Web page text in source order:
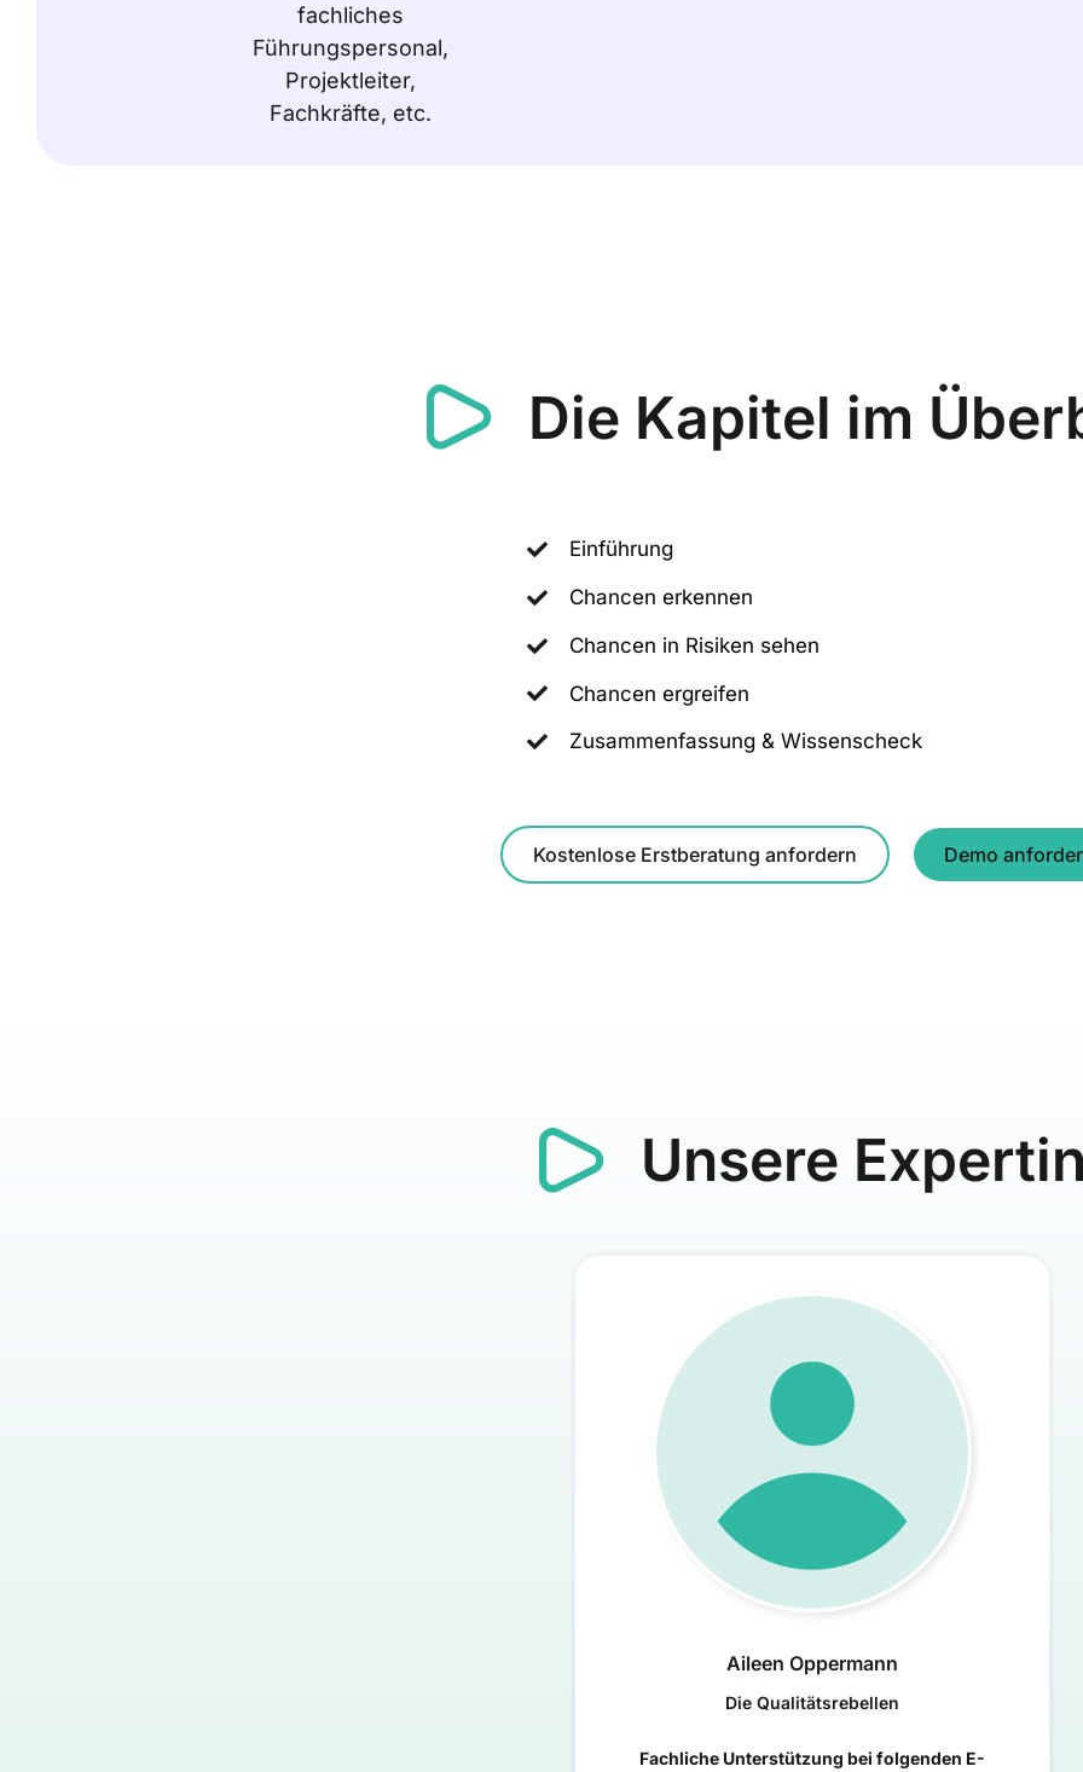
fachliches
Führungspersonal,
Projektleiter,
Fachkräfte, etc.
Die Kapitel im
Einführung
Chancen erkennen
Chancen in Risiken sehen
Chancen ergreifen
Zusammenfassung & Wissenscheck
Kostenlose Erstberatung anfordern Demo
Unsere Expertin
Aileen Oppermann
Die Qualitätsrebellen
Fachliche Unterstützung bei folgenden E-